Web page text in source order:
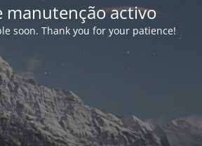
manutenção activo
soon. Thank you for your patience!